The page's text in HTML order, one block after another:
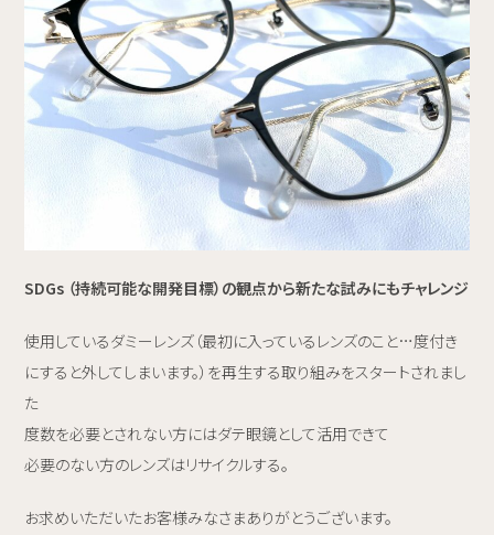
SDGs （持続可能な開発目標）の観点から新たな試みにもチャレンジ
使用しているダミーレンズ（最初に入っているレンズのこと…度付き
にすると外してしまいます。）を再生する取り組みをスタートされまし
た
度数を必要とされない方にはダテ眼鏡として活用できて
必要のない方のレンズはリサイクルする。
お求めいただいたお客様みなさまありがとうございます。